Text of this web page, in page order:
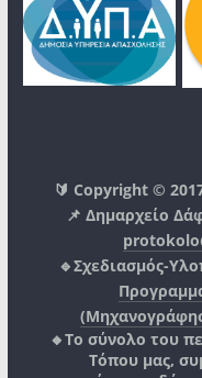
🔰 Copyright ©
📌 Δημαρχείο
🔹Σχεδιασμός-
🔸Το σύνολο του
Τόπου μας,